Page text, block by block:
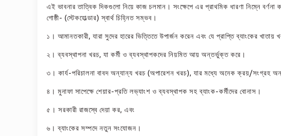
এই ভাবনার তাত্বিক দিকগুলো নিয়ে কাজ চলমান। সংক্ষেপে এর প্রাথমিক ধারণা নিম্নে
গোষ্ঠী- (স্টেকহোল্ডার) স্বার্থ চিহ্নিত সম্ভব।
১। আমানতকারী, যারা সুদের হারের ভিত্তিতে উপার্জন করেন এবং যে প্রাপ্তি ব্যাংকের খাতায়
২। ব্যবস্থাপনা খরচ, যা কর্মী ও ব্যবস্থাপকদের নিয়মিত আয় অন্তর্ভুক্ত করে।
৩। কার্য-পরিচালনা বাবদ অন্যান্য খরচ (অপারেশন খরচ), যার মধ্যে অনেক ক্রয়/সংগ্রহ
৪। মুনাফা সাপেক্ষে শেয়ার-প্রতি লভ্যাংশ ও ব্যবস্থাপক সহ ব্যাংক-কর্মীদের বোনাস।
৫। সরকারী রাজস্বে দেয়া কর, এবং
৬। ব্যাংকের সম্পদে নতুন সংযোজন।